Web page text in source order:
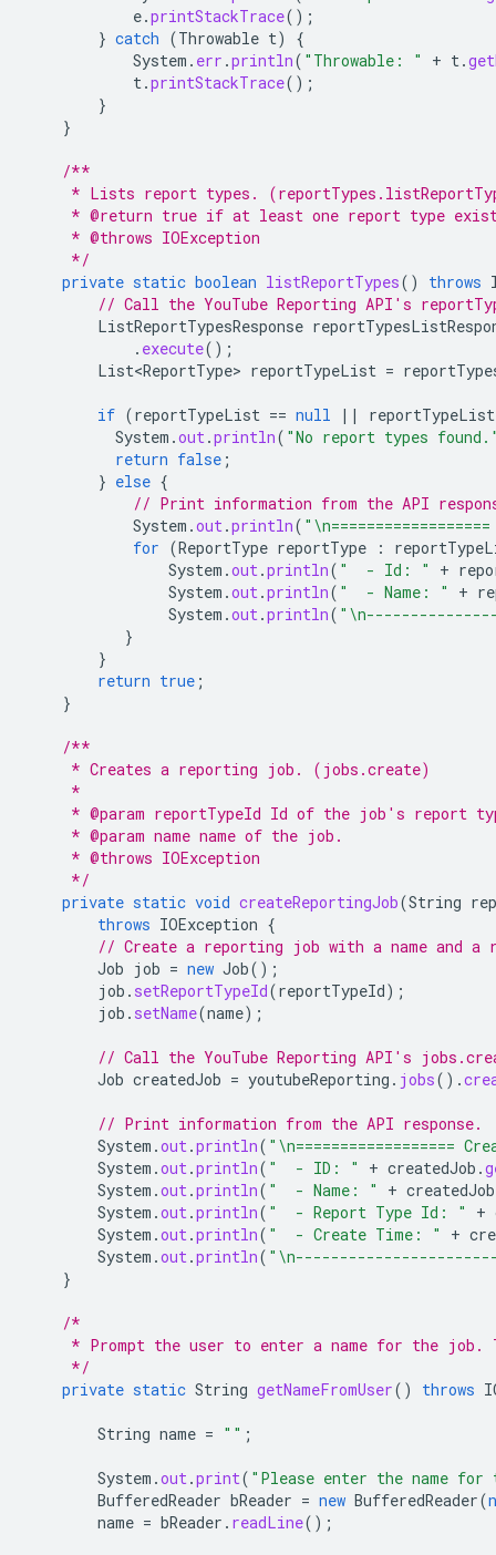
e.printStackTrace();
} catch (Throwable t)
{
System . err .println( "Throwable: " + t.
t.printStackTrace();
}
}
/**
* Lists report types.
* @return true if at least one report type
     * @throws IOException
     */
private static boolean listReportTypes() throws
// Call the YouTube Reporting API's
ListReportTypesResponse
. execute();
List<ReportType> reportTypeList =
if (reportTypeList == null || reportTypeList
System .out.println( "No report types
return false ;
} else {
// Print information from the API
System .out.println(
for (ReportType reportType :
System .out.println( "  - Id: " +
System .out.println( "  - Name: " +
System .out.println(
}
}
return true ;
}
/**
     * Creates a reporting job. (jobs.create)
     *
* @param reportTypeId Id of the job's report
     * @param name name of the job.
     * @throws IOException
     */
private static void createReportingJob(String
throws IOException {
// Create a reporting job with a name and
Job job = new Job();
job . setReportTypeId(reportTypeId);
job . setName(name);
// Call the YouTube Reporting API's
Job createdJob = youtubeReporting . jobs().
// Print information from the API response.
System .out.println( "\n==================
System .out.println( "  - ID: " + createdJob .
System .out.println( "  - Name: " + createdJob
System .out.println( "  - Report Type Id: " +
System .out.println( "  - Create Time: " +
System .out.println(
}
/*
* Prompt the user to enter a name for the job.
     */
private static String getNameFromUser() throws
String name = "" ;
System .out.print( "Please enter the name
BufferedReader bReader = new BufferedReader(
name = bReader . readLine();